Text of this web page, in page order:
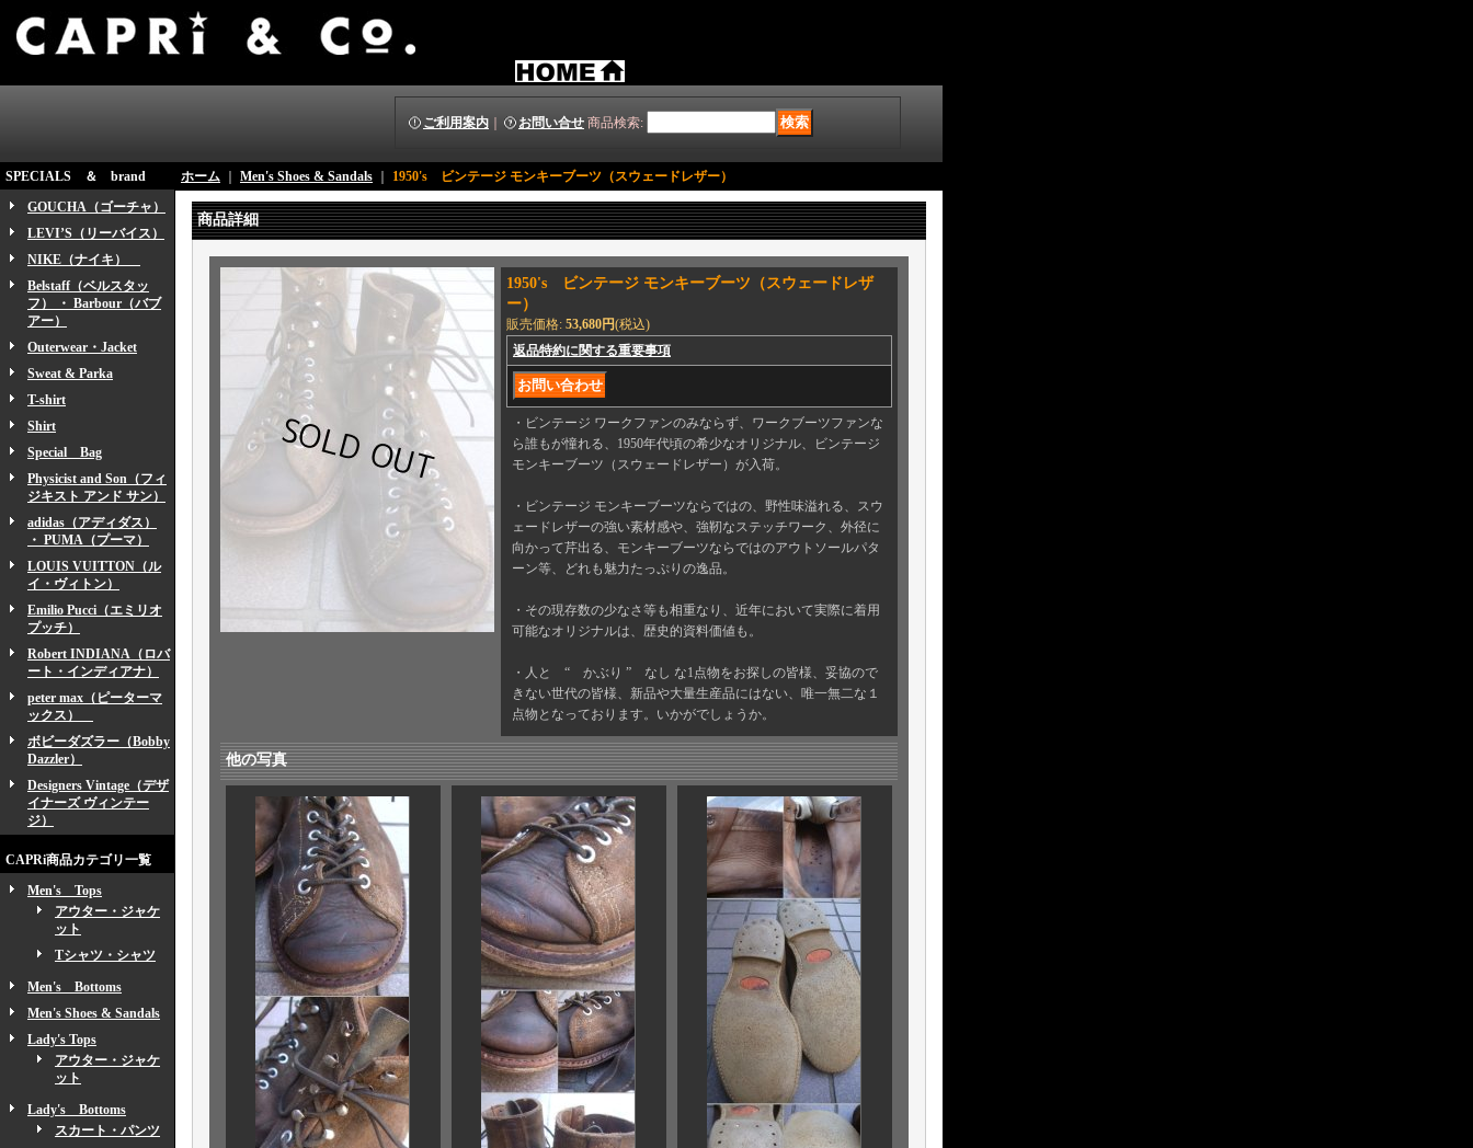
ご利用案内 お問い合せ 商品検索:
SPECIALS ＆ brand
GOUCHA（ゴーチャ）
LEVI’S（リーバイス）
NIKE（ナイキ）
Belstaff（ベルスタッ
フ） ・ Barbour（バブ
アー）
Outerwear・Jacket
Sweat & Parka
T-shirt
Shirt
Special Bag
Physicist and Son（フィ
ジキスト アンド サン）
adidas（アディダス）
・ PUMA（プーマ）
LOUIS VUITTON（ル
イ・ヴィトン）
Emilio Pucci（エミリオ
プッチ）
Robert INDIANA（ロバ
ート・インディアナ）
peter max（ピーターマ
ックス）
ボビーダズラー（Bobby
Dazzler）
Designers Vintage（デザ
イナーズ ヴィンテー
ジ）
CAPRi商品カテゴリ一覧
Men's Tops
アウター・ジャケ
ット
Tシャツ・シャツ
Men's Bottoms
Men's Shoes & Sandals
Lady's Tops
アウター・ジャケ
ット
Lady's Bottoms
スカート・パンツ
ホーム Men's Shoes & Sandals 1950's ビンテージ モンキーブーツ（スウェードレザー）
商品詳細
1950's ビンテージ モンキーブーツ（スウェードレザ
ー）
販売価格: 53,680円(税込)
返品特約に関する重要事項
・ビンテージ ワークファンのみならず、ワークブーツファンな
ら誰もが憧れる、1950年代頃の希少なオリジナル、ビンテージ
モンキーブーツ（スウェードレザー）が入荷。
・ビンテージ モンキーブーツならではの、野性味溢れる、スウ
ェードレザーの強い素材感や、強靭なステッチワーク、外径に
向かって芹出る、モンキーブーツならではのアウトソールパタ
ーン等、どれも魅力たっぷりの逸品。
・その現存数の少なさ等も相重なり、近年において実際に着用
可能なオリジナルは、歴史的資料価値も。
・人と “ かぶり ” なし な1点物をお探しの皆様、妥協ので
きない世代の皆様、新品や大量生産品にはない、唯一無二な１
点物となっております。いかがでしょうか。
他の写真